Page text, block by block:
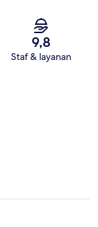
9,8
Staf & layanan